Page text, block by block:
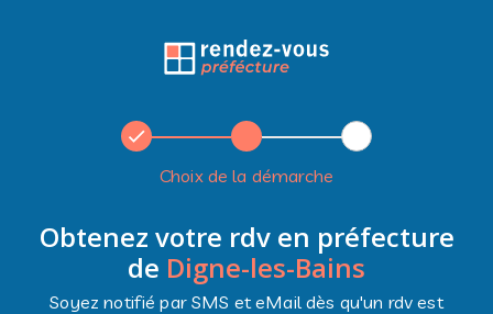
Obtenez votre rdv en préfecture
de Digne-les-Bains
Soyez notifié par SMS et eMail dès qu'un rdv est
Choix de la démarche